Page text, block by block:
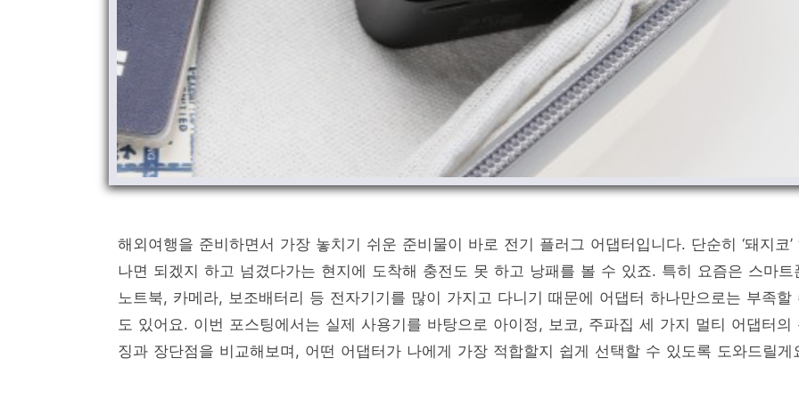
해외여행을 준비하면서 가장 놓치기 쉬운 준비물이 바로 전기 플러그 어댑터입니다. 단순히 ‘돼지코’
나면 되겠지 하고 넘겼다가는 현지에 도착해 충전도 못 하고 낭패를 볼 수 있죠. 특히 요즘은 스마트
노트북, 카메라, 보조배터리 등 전자기기를 많이 가지고 다니기 때문에 어댑터 하나만으로는 부족할
도 있어요. 이번 포스팅에서는 실제 사용기를 바탕으로 아이정, 보코, 주파집 세 가지 멀티 어댑터의
징과 장단점을 비교해보며, 어떤 어댑터가 나에게 가장 적합할지 쉽게 선택할 수 있도록 도와드릴게